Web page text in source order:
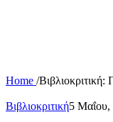
Home /
Βιβλιοκριτική5 Μαΐου,